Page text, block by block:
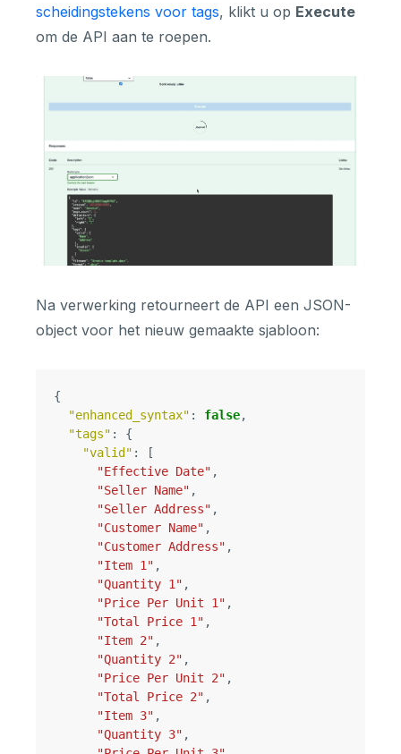
scheidingstekens voor tags, klikt u op Execute
om de API aan te roepen.
Na verwerking retourneert de API een JSON-
object voor het nieuw gemaakte sjabloon:
{
"enhanced_syntax" : false,
"tags" :
{
"valid" :
[
"Effective Date" ,
"Seller Name" ,
"Seller Address" ,
"Customer Name" ,
"Customer Address" ,
"Item 1" ,
"Quantity 1" ,
"Price Per Unit 1" ,
"Total Price 1" ,
"Item 2" ,
"Quantity 2" ,
"Price Per Unit 2" ,
"Total Price 2" ,
"Item 3" ,
"Quantity 3" ,